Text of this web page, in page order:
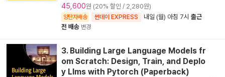
45,600원 (20% 할인 / 2,280원)
양탄자배송 썬데이 EXPRESS 내일 (월) 아침 7시 출근
전 배송 변경
3. Building Large Language Models fr
om Scratch: Design, Train, and Deplo
y Llms with Pytorch (Paperback)